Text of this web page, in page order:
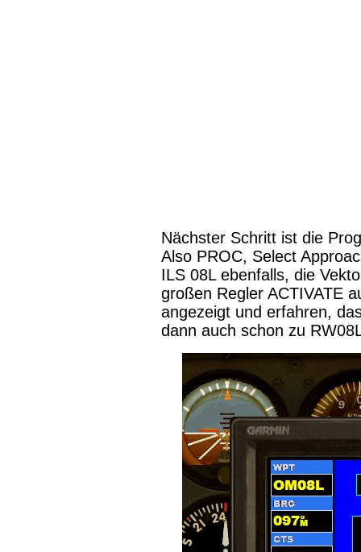
Nächster Schritt ist die
Also PROC, Select
ILS 08L ebenfalls, die
großen Regler ACTIVATE
angezeigt und erfahren,
dann auch schon zu